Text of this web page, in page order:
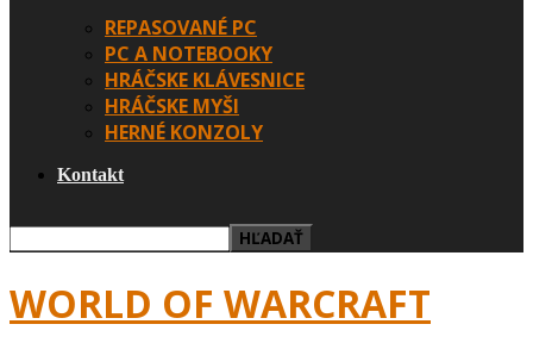
REPASOVANÉ PC
PC A NOTEBOOKY
HRÁČSKE KLÁVESNICE
HRÁČSKE MYŠI
HERNÉ KONZOLY
Kontakt
WORLD OF WARCRAFT